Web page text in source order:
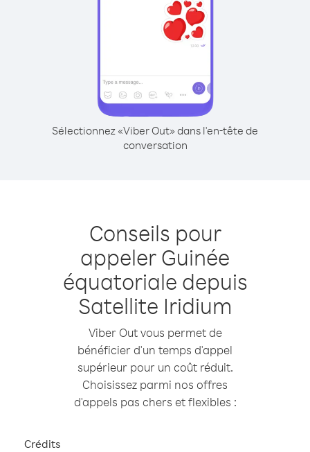
Sélectionnez «Viber Out» dans l'en-tête de
conversation
Conseils pour
appeler Guinée
équatoriale depuis
Satellite Iridium
Viber Out vous permet de
bénéficier d'un temps d'appel
supérieur pour un coût réduit.
Choisissez parmi nos offres
d'appels pas chers et flexibles :
Crédits